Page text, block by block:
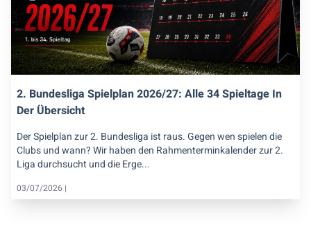
2. Bundesliga Spielplan 2026/27: Alle 34 Spieltage In
Der Übersicht
Der Spielplan zur 2. Bundesliga ist raus. Gegen wen spielen die
Clubs und wann? Wir haben den Rahmenterminkalender zur 2.
Liga durchsucht und die Erge...
03/07/2026 |